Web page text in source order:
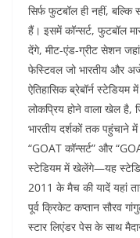
सिर्फ फुटबॉल ही नहीं,
हैं। इसमें कॉन्सर्ट, फुटबॉल
देंगे, मीट-एंड-ग्रीट सेशन
फेस्टिवल जो भारतीय और
ऐतिहासिक ब्रेबॉर्न
लोकप्रिय होने वाला खेल
भारतीय दर्शकों तक पहुंचाने
“GOAT कॉन्सर्ट” और
स्टेडियम में खेलेंगे—यह
2011 के मैच की यादें यहां
पूर्व क्रिकेट कप्तान सौरव
स्टार लिएंडर पेस के साथ